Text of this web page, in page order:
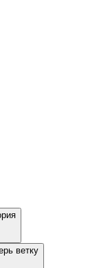
ветку